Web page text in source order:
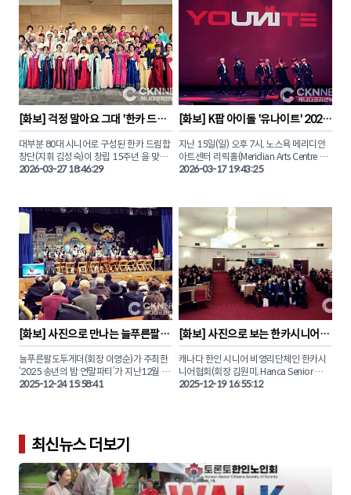
한인 업계를 대표해 CKN뉴스(캐나다코리
안뉴스)와 비즈팝사인이  후원으로 참여하
기도 했다. 본보와 함께 노스욕의 심장부를
뜨겁게 달궜던 그 현장을 사진으로 만나보
자.
팀 타이푼(Team Typhoon) 소속으로 나
선 두 선수는 스웨덴의 안나 하셀보리, 일본
의 요시다 치나미와 완벽한 호흡을 선보였
다.
재캐나다컬링연맹(KCCF)이 주관한 ‘코리
안 나이트’ 응원전은 토론토 한인 커뮤니티
의 단합력을 유감없이 보여주었고. 태극기
응원 속에 김민지, 설예은 선수는 최선을 다
해 경기에 임했다.
세계 정상급 선수들 사이에서도 빛난 한국
컬링의 저력, 그 영광의 순간을 CKN뉴스가
전을 겸해 그 어느 때보다 치열한 승부와 감
동의 드라마가 펼쳐졌습니다.
밴쿠버에서 날아온 열정적인 도전자들까
지, 전 세대가 어우러진 시상식 현장은 승패
를 넘어선 축하와 격려의 박수로 가득 찼습
니다.
제주 전국체전 출전 자격을 획득한 강민재,
이재수 선수를 비롯해 각 부문에서 값진 결
실을 맺은 수상자들의 환한 미소와 영광의
순간을 화보로 전해드립니다.
[화보] 걱정 말아요 그대 '한카 드림
합창단 15주년 기념 연주회'
대부분 80대 시니어로 구성된 한카 드림합
창단(지휘 김성숙)이 창립 15주년 을 맞아
지난 3월 24일(화) 오후 5시, 토론토 다운스
250여 명이 넘는 관객들은 한인 시니어들
의 만들어낸 깊고 따뜻한 음악을 감상하며
감동의 봄을 맞이했다.
CKN뉴스는 이날 현장을 찾아 한카 드림합
창단 단원들의 아름다운 하모니를 화보로
담았다.
2026-03-27 18:46:29
[화보] K팝 아이돌 '유나이트' 2026
캐나다 투어 '토론토 콘서트' 성료
지난 15일(일) 오후 7시, 노스욕 메리디안
아트센터 리릭홀(Meridian Arts Centre –
Lyric Theatre)에서 열린 유나이트의 캐나
토론토 팬들을 찾은 유나이트 멤버 은호, 스
티브, 형석, 우노, 데이, 경문, 시온 은 ‘1 of 9’,
‘Rock Steady’ 등 인기곡을 열창하며 화려
한 퍼포먼스를 선보였다.
토론토 공연을 마친 유나이트는 17일(화)
몬트리올, 19일(목) 밴쿠버 공연으로 캐나
다 투어의 남은 일정을 이어갈 예정이며 오
는 8월에 열리는 '2026토론한인대축제
(TKF)'에도 참여하여 현지 팬들에게 K-팝
무대를 선보일 예정이다.
CKN뉴스와 함께 토론토 콘서트 현장의 뜨
거운 열기를 사진으로 만나보자.
2026-03-17 19:43:25
[화보] 사진으로 만나는 늘푸른팔도
투게더 '2025 송년의 밤'
늘푸른팔도투게더(회장 이영순)가 주최한
‘2025 송년의 밤 연말파티’가 지난12월 20
일(토) 오후 5시, 노스욕 드루리 애비뉴에
York) 대강당에서 성대하게 마무리됐다.
데 다양한 공연과 생일잔치, 식사 및 나눔
행사를 진행했다.
2025-12-24 15:58:41
[화보] 사진으로 보는 한카시니어협
회 ‘2025 송년대축제’
캐나다 한인 시니어 비영리단체인 한카시
니어협회(회장 김원미, Hanca Senior
Association)가 주최한 '2025 송년대축
의 축제 한마당을 본보가 직접 사진으로 담
았다.
2025-12-19 16:55:12
최신뉴스 더보기